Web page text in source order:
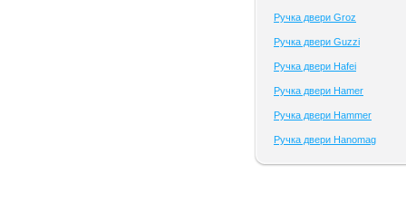
Ручка двери Groz
Ручка двери Guzzi
Ручка двери Hafei
Ручка двери Hamer
Ручка двери Hammer
Ручка двери Hanomag